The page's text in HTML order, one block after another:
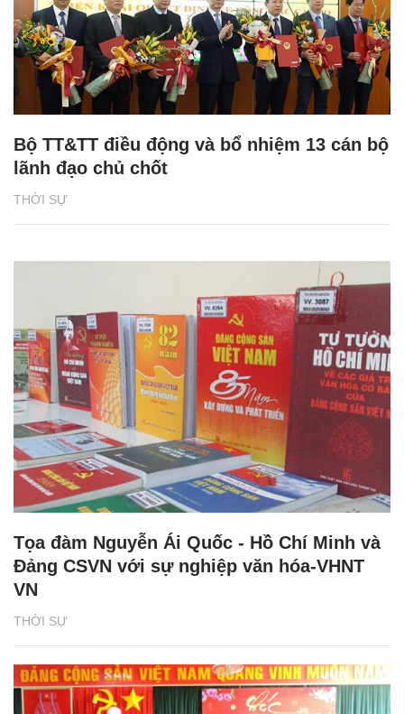
THỜI SỰ
Bộ TT&TT điều động và bổ nhiệm 13 cán bộ
lãnh đạo chủ chốt
THỜI SỰ
Tọa đàm Nguyễn Ái Quốc - Hồ Chí Minh và
Đảng CSVN với sự nghiệp văn hóa-VHNT
VN